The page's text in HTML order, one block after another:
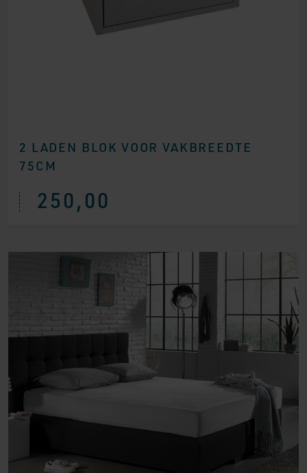
2 LADEN BLOK VOOR VAKBREEDTE
75CM
250,00